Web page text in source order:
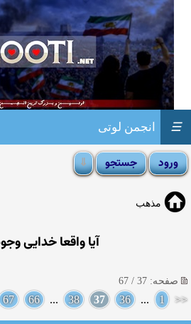
انجمن لوتی ☰
مذهب
آيا واقعا خدايى
صفحه: 37 / 67
<<
1
...
36
37
38
...
66
67